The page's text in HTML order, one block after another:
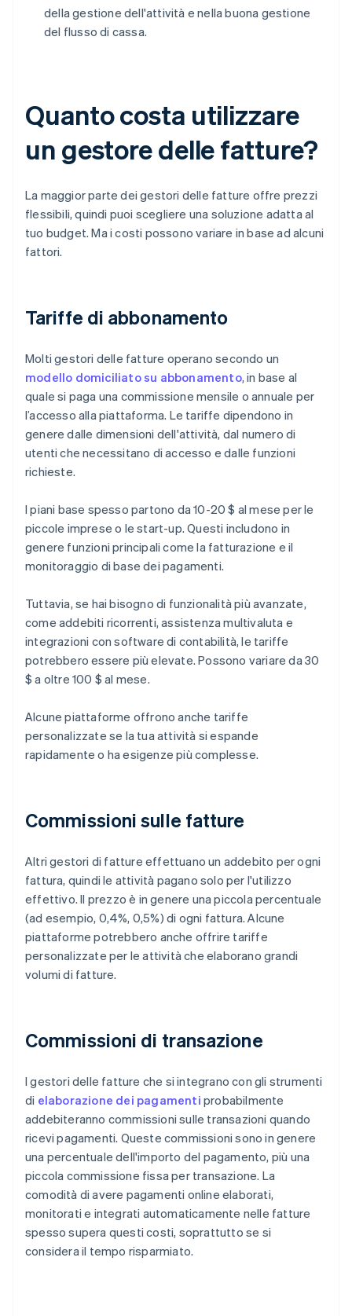
della gestione dell'attività e nella buona gestione
del flusso di cassa.
Quanto costa utilizzare
un gestore delle fatture?
La maggior parte dei gestori delle fatture offre prezzi
flessibili, quindi puoi scegliere una soluzione adatta al
tuo budget. Ma i costi possono variare in base ad alcuni
fattori.
Tariffe di abbonamento
Molti gestori delle fatture operano secondo un
modello domiciliato su abbonamento, in base al
quale si paga una commissione mensile o annuale per
l’accesso alla piattaforma. Le tariffe dipendono in
genere dalle dimensioni dell'attività, dal numero di
utenti che necessitano di accesso e dalle funzioni
richieste.
I piani base spesso partono da 10-20 $ al mese per le
piccole imprese o le start-up. Questi includono in
genere funzioni principali come la fatturazione e il
monitoraggio di base dei pagamenti.
Tuttavia, se hai bisogno di funzionalità più avanzate,
come addebiti ricorrenti, assistenza multivaluta e
integrazioni con software di contabilità, le tariffe
potrebbero essere più elevate. Possono variare da 30
$ a oltre 100 $ al mese.
Alcune piattaforme offrono anche tariffe
personalizzate se la tua attività si espande
rapidamente o ha esigenze più complesse.
Commissioni sulle fatture
Altri gestori di fatture effettuano un addebito per ogni
fattura, quindi le attività pagano solo per l'utilizzo
effettivo. Il prezzo è in genere una piccola percentuale
(ad esempio, 0,4%, 0,5%) di ogni fattura. Alcune
piattaforme potrebbero anche offrire tariffe
personalizzate per le attività che elaborano grandi
volumi di fatture.
Commissioni di transazione
I gestori delle fatture che si integrano con gli strumenti
di elaborazione dei pagamenti probabilmente
addebiteranno commissioni sulle transazioni quando
ricevi pagamenti. Queste commissioni sono in genere
una percentuale dell'importo del pagamento, più una
piccola commissione fissa per transazione. La
comodità di avere pagamenti online elaborati,
monitorati e integrati automaticamente nelle fatture
spesso supera questi costi, soprattutto se si
considera il tempo risparmiato.